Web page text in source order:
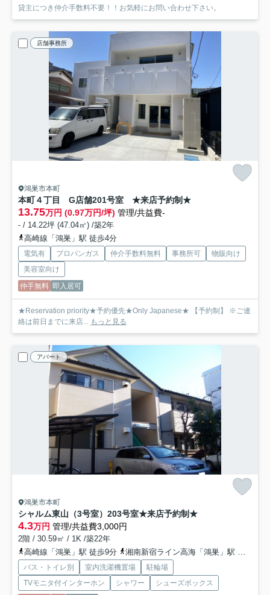
貸主につき仲介手数料不要！！お気軽にお問い合わせ下さい。
店舗事務所
鴻巣市本町
本町４丁目 G店舗201号室 ★来店予約制★
13.75万円 (0.97万円/坪) 管理/共益費-
- / 14.22坪 (47.04㎡) /築2年
高崎線「鴻巣」駅 徒歩4分
電気有 プロパンガス 仲介手数料無料 事務所可
物販向け
美容室向け
仲手無料 即入居可
★Reservation priority★予約優先★Only Japanese★ 【予約制】 ※ご連
絡は前日までに来店... もっと見る
アパート
鴻巣市本町
シャルム東山（3号室） 203号室★来店予約制★
4.3万円 管理/共益費3,000円
2階 / 30.59㎡ / 1K /築22年
高崎線「鴻巣」駅 徒歩9分
湘南新宿ライン高海「鴻巣」駅 徒歩9分
バス・トイレ別 室内洗濯機置場
駐輪場
TVモニタ付インターホン
シャワー シューズボックス